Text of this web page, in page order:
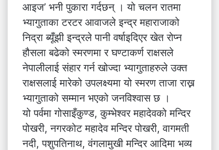
आइज’ भनी पुकारा गर्दछन् । यो चलन रातमा
भ्यागुताका टरटर आवाजले इन्द्र महाराजाको
निद्रा ब्यूँझी इन्द्रले पानी वर्षाइदिएर खेत रोप्न
हौसला बढेको स्मरणमा र घण्टाकर्ण राक्षसले
नेपालीलाई संहार गर्न खोज्दा भ्यागुताहरुले उक्त
राक्षसलाई मारेको उपलक्ष्यमा यो स्मरण ताजा राख्न
भ्यागुताको सम्मान भएको जनविश्वास छ ।
यो पर्वमा गोसाइँकुण्ड, कुम्भेश्वर महादेवको मन्दिर
पोखरी, नगरकोट महादेव मन्दिर पोखरी, वागमती
नदी, पशुपतिनाथ, वंगलामुखी मन्दिर आदिमा भव्य